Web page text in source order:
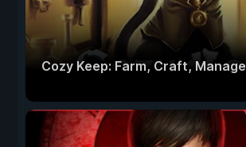
Cozy Keep: Farm, Craft, Manage